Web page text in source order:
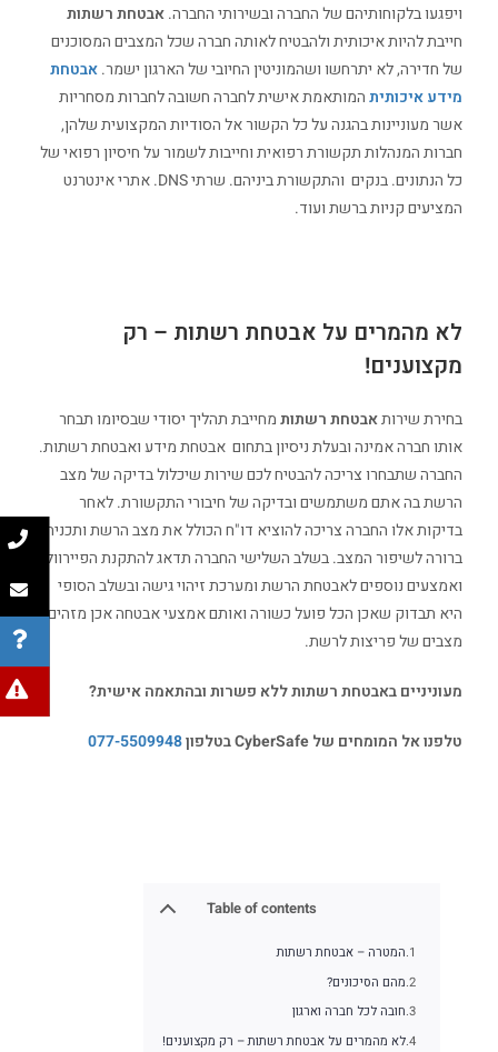
ויפגעו בלקוחותיהם של החברה ובשירותי החברה.אבטחת רשתות
חייבת להיות איכותית ולהבטיח לאותה חברה שכל המצבים המסוכנים
של חדירה, לא יתרחשו ושהמוניטין החיובי של הארגון ישמר.אבטחת
מידע איכותיתהמותאמת אישית לחברה חשובה לחברות מסחריות
אשר מעוניינות בהגנה על כל הקשור אל הסודיות המקצועית שלהן,
חברות המנהלות תקשורת רפואית וחייבות לשמור על חיסיון רפואי של
כל הנתונים. בנקים והתקשורת ביניהם. שרתי DNS. אתרי אינטרנט
המציעים קניות ברשת ועוד.
לא מהמרים על אבטחת רשתות – רק
מקצוענים!
בחירת שירותאבטחת רשתותמחייבת תהליך יסודי שבסיומו תבחר
אותו חברה אמינה ובעלת ניסיון בתחום אבטחת מידע ואבטחת רשתות.
החברה שתבחרו צריכה להבטיח לכם שירות שיכלול בדיקה של מצב
הרשת בה אתם משתמשים ובדיקה של חיבורי התקשורת. לאחר
בדיקות אלו החברה צריכה להוציא דו"ח הכולל את מצב הרשת ותכנית
ברורה לשיפור המצב. בשלב השלישי החברה תדאג להתקנת הפיירוול
ואמצעים נוספים לאבטחת הרשת ומערכת זיהוי גישה ובשלב הסופי
היא תבדוק שאכן הכל פועל כשורה ואותם אמצעי אבטחה אכן מזהים
מצבים של פריצות לרשת.
מעוניניים באבטחת רשתות ללא פשרות ובהתאמה אישית?
טלפנו אל המומחים של CyberSafe בטלפון 077-5509948
Table of contents
המטרה – אבטחת רשתות
מהם הסיכונים?
חובה לכל חברה וארגון
לא מהמרים על אבטחת רשתות – רק מקצוענים!